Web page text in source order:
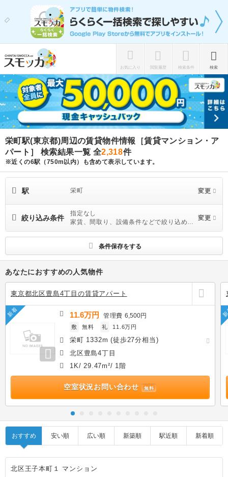
お気に入り 閲覧履歴 検索条件 検索
栄町駅(東京都)周辺の賃貸物件情報［賃貸マンション・ア
パート］ 検索結果一覧 全2,318件
※近くの6駅（750m以内）も含めて表示しています。
駅 栄町 変更
絞り込み条件
指定なし
家賃、間取り、設備条件などで絞り込めま
す
変更
条件保存をする
あなたにおすすめの人気物件
東京都北区豊島4丁目の賃貸アパート
新着 11.6万円 管理費6,500円
敷 無料 礼 11.6万円
栄町 1332m (徒歩27分相当)
北区豊島4丁目
1K/ 29.47m²/ 1階
空室状況お問い合わせ 無料
おすすめ 安い順 広い順 新築順 駅近順 新着順
北区王子本町１ マンション